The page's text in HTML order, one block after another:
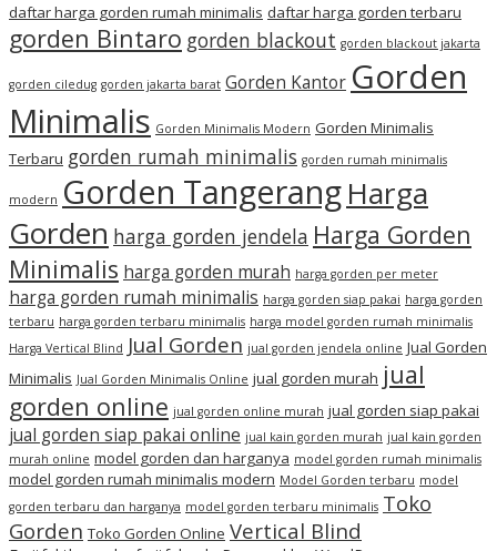
daftar harga gorden rumah minimalis daftar harga gorden terbaru
gorden Bintaro gorden blackout gorden blackout jakarta
gorden ciledug gorden jakarta barat Gorden Kantor Gorden
Minimalis Gorden Minimalis Modern Gorden Minimalis
Terbaru gorden rumah minimalis gorden rumah minimalis
modern Gorden TangerangHarga
Gorden harga gorden jendela Harga Gorden
Minimalis harga gorden murah harga gorden per meter
harga gorden rumah minimalis harga gorden siap pakai harga gorden
terbaru harga gorden terbaru minimalis harga model gorden rumah minimalis
Harga Vertical Blind Jual Gorden jual gorden jendela online Jual Gorden
Minimalis Jual Gorden Minimalis Online jual gorden murah jual
gorden online jual gorden online murah jual gorden siap pakai
jual gorden siap pakai online jual kain gorden murah jual kain gorden
murah online model gorden dan harganya model gorden rumah minimalis
model gorden rumah minimalis modern Model Gorden terbaru model
gorden terbaru dan harganya model gorden terbaru minimalis Toko
Gorden Toko Gorden Online Vertical Blind